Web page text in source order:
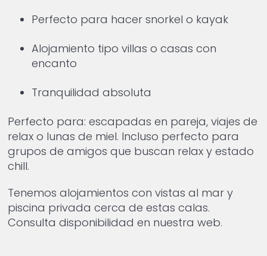
Perfecto para hacer snorkel o kayak
Alojamiento tipo villas o casas con
encanto
Tranquilidad absoluta
Perfecto para: escapadas en pareja, viajes de
relax o lunas de miel. Incluso perfecto para
grupos de amigos que buscan relax y estado
chill.
Tenemos alojamientos con vistas al mar y
piscina privada cerca de estas calas.
Consulta disponibilidad en nuestra web.